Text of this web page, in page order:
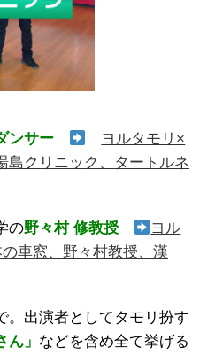
ンサー
ヨルタモリ×
島クリニック、タートルネ
の野々村 修教授
ヨル
車窓、野々村教授、漢
。出演者としてタモリ扮す
ん」 などを含め全て挙げる